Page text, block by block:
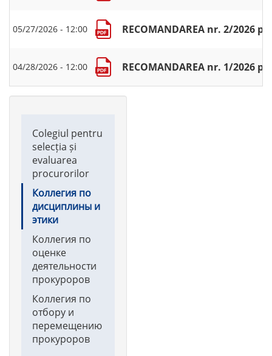
05/27/2026 - 12:00 RECOMANDAREA nr. 2/
04/28/2026 - 12:00 RECOMANDAREA nr. 1/
navigation
Colegiul pentru
selecția și
evaluarea
procurorilor
Коллегия по
дисциплины и
этики
Коллегия по
оценке
деятельности
прокуроров
Коллегия по
отбору и
перемещению
прокуроров